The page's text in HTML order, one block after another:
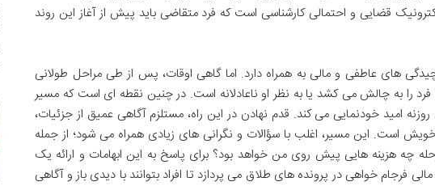
قضایی و احتمالی کارشناسی است که فرد متقاضی باید پیش از آغاز این روند
های عاطفی و مالی به همراه دارد. اما گاهی اوقات، پس از طی مراحل طولانی
را به چالش می کشد یا به نظر او ناعادلانه است. در چنین نقطه ای است که مسیر
امید خودنمایی می کند. قدم نهادن در این راه، مستلزم آگاهی عمیق از جزئیات،
است. این مسیر، اغلب با سؤالات و نگرانی های زیادی همراه می شود؛ از جمله
چه هزینه هایی پیش روی من خواهد بود؟ برای پاسخ به این ابهامات و ارائه یک
فرجام خواهی در پرونده های طلاق می پردازد تا افراد بتوانند با دیدی باز و آگاهی